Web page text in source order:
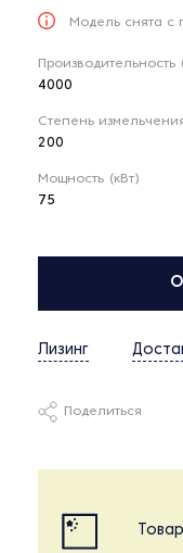
Модель снята с
Производительность
4000
Степень
200
Мощность (кВт)
75
Лизинг
Поделиться